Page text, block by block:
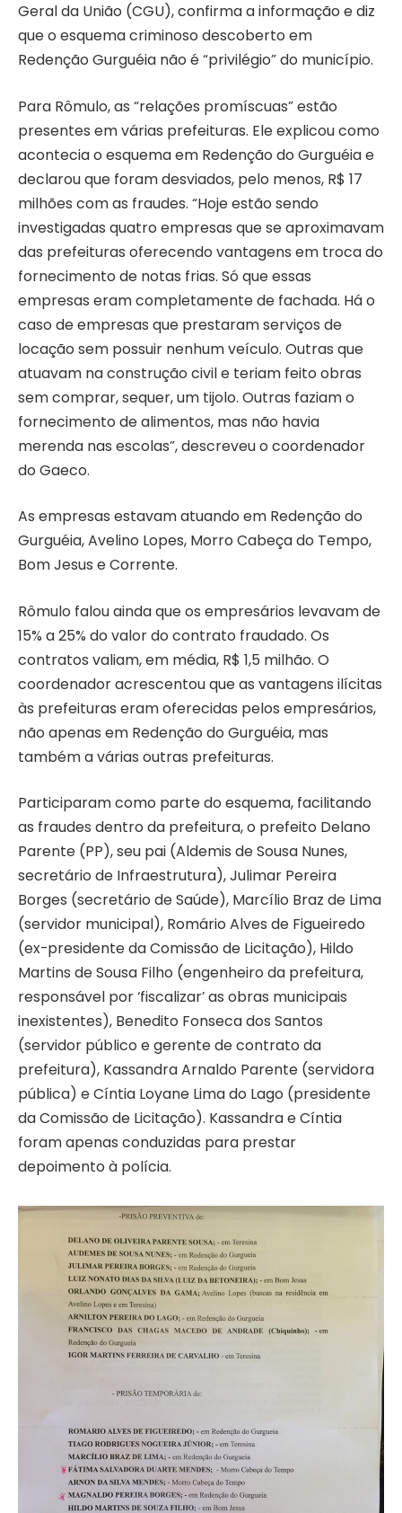
Geral da União (CGU), confirma a informação e diz
que o esquema criminoso descoberto em
Redenção Gurguéia não é “privilégio” do município.
Para Rômulo, as “relações promíscuas” estão
presentes em várias prefeituras. Ele explicou como
acontecia o esquema em Redenção do Gurguéia e
declarou que foram desviados, pelo menos, R$ 17
milhões com as fraudes. “Hoje estão sendo
investigadas quatro empresas que se aproximavam
das prefeituras oferecendo vantagens em troca do
fornecimento de notas frias. Só que essas
empresas eram completamente de fachada. Há o
caso de empresas que prestaram serviços de
locação sem possuir nenhum veículo. Outras que
atuavam na construção civil e teriam feito obras
sem comprar, sequer, um tijolo. Outras faziam o
fornecimento de alimentos, mas não havia
merenda nas escolas”, descreveu o coordenador
do Gaeco.
As empresas estavam atuando em Redenção do
Gurguéia, Avelino Lopes, Morro Cabeça do Tempo,
Bom Jesus e Corrente.
Rômulo falou ainda que os empresários levavam de
15% a 25% do valor do contrato fraudado. Os
contratos valiam, em média, R$ 1,5 milhão. O
coordenador acrescentou que as vantagens ilícitas
às prefeituras eram oferecidas pelos empresários,
não apenas em Redenção do Gurguéia, mas
também a várias outras prefeituras.
Participaram como parte do esquema, facilitando
as fraudes dentro da prefeitura, o prefeito Delano
Parente (PP), seu pai (Aldemis de Sousa Nunes,
secretário de Infraestrutura), Julimar Pereira
Borges (secretário de Saúde), Marcílio Braz de Lima
(servidor municipal), Romário Alves de Figueiredo
(ex-presidente da Comissão de Licitação), Hildo
Martins de Sousa Filho (engenheiro da prefeitura,
responsável por ‘fiscalizar’ as obras municipais
inexistentes), Benedito Fonseca dos Santos
(servidor público e gerente de contrato da
prefeitura), Kassandra Arnaldo Parente (servidora
pública) e Cíntia Loyane Lima do Lago (presidente
da Comissão de Licitação). Kassandra e Cíntia
foram apenas conduzidas para prestar
depoimento à polícia.